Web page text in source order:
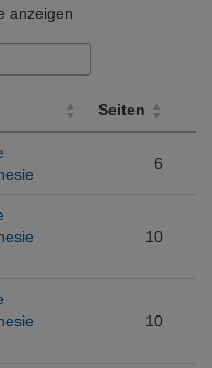
anzeigen
Seiten
6
10
10